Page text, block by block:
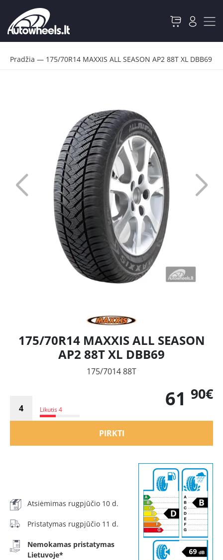
Pradžia — 175/70R14 MAXXIS ALL SEASON AP2 88T XL DBB69
175/70R14 MAXXIS ALL SEASON
AP2 88T XL DBB69
175/7014 88T
Likutis 4 61 90€
PIRKTI
Atsiėmimas rugpjūčio 10 d.
Pristatymas rugpjūčio 11 d.
Nemokamas pristatymas
Lietuvoje*